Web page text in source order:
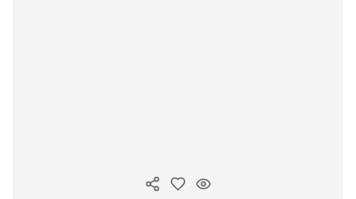
Copiar enlace